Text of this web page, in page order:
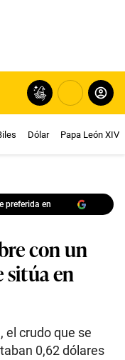
Dólar Papa León XIV
preferida en
con un
sitúa en
el crudo que se
0,62 dólares